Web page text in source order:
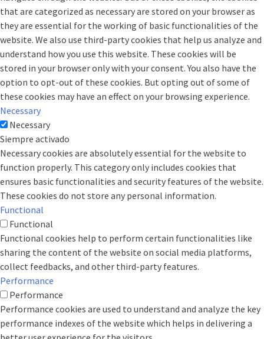
that are categorized as necessary are stored on your browser as
they are essential for the working of basic functionalities of the
website. We also use third-party cookies that help us analyze and
understand how you use this website. These cookies will be
stored in your browser only with your consent. You also have the
option to opt-out of these cookies. But opting out of some of
these cookies may have an effect on your browsing experience.
Necessary
Necessary
Siempre activado
Necessary cookies are absolutely essential for the website to
function properly. This category only includes cookies that
ensures basic functionalities and security features of the website.
These cookies do not store any personal information.
Functional
Functional
Functional cookies help to perform certain functionalities like
sharing the content of the website on social media platforms,
collect feedbacks, and other third-party features.
Performance
Performance
Performance cookies are used to understand and analyze the key
performance indexes of the website which helps in delivering a